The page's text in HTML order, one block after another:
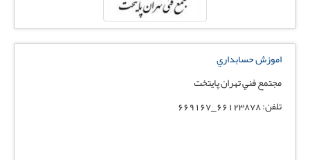
اموزش حسابداري
مجتمع فني تهران پايتخت
تلفن: 66123878_669167